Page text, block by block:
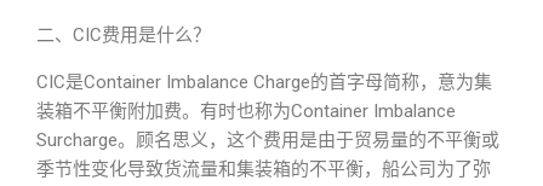
二、CIC费用是什么？
CIC是Container Imbalance Charge的首字母简称，意为集
装箱不平衡附加费。有时也称为Container Imbalance
Surcharge。顾名思义，这个费用是由于贸易量的不平衡或
季节性变化导致货流量和集装箱的不平衡，船公司为了弥